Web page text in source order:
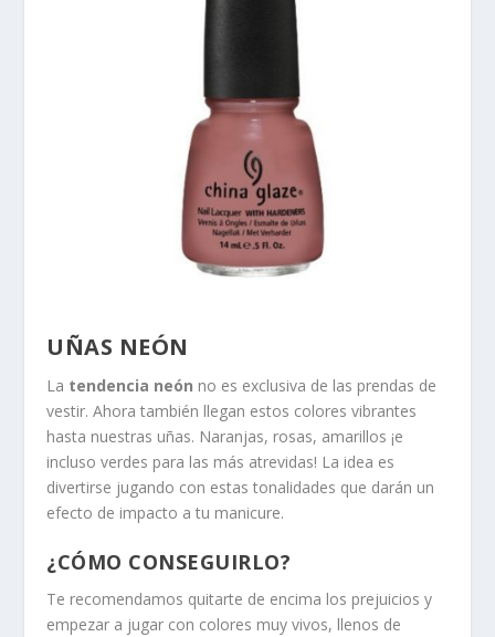
UÑAS NEÓN
La tendencia neón no es exclusiva de las prendas de
vestir. Ahora también llegan estos colores vibrantes
hasta nuestras uñas. Naranjas, rosas, amarillos ¡e
incluso verdes para las más atrevidas! La idea es
divertirse jugando con estas tonalidades que darán un
efecto de impacto a tu manicure.
¿CÓMO CONSEGUIRLO?
Te recomendamos quitarte de encima los prejuicios y
empezar a jugar con colores muy vivos, llenos de